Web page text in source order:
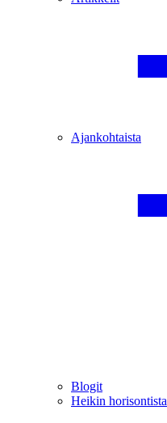
Ajankohtaista
Blogit
Heikin horisontista